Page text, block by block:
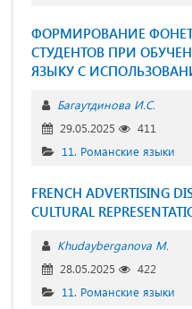
ФОРМИРОВАНИЕ
СТУДЕНТОВ ПРИ
ЯЗЫКУ С
Багаутдинова И.С.
29.05.2025
411
11. Романские языки
FRENCH ADVERTISING
CULTURAL
Khudayberganova M.
28.05.2025
422
11. Романские языки